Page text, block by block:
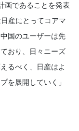
画であることを発表
産にとってコアマ
国のユーザーは先
おり、日々ニーズ
るべく、日産はよ
を展開していく」